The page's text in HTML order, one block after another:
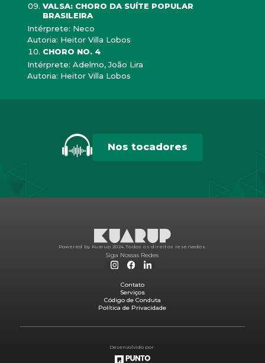
VALSA: CHORO DA SUÍTE POPULAR
BRASILEIRA
Intérprete: Neco
Autoria: Heitor Villa Lobos
CHORO NO. 4
Intérprete: Adelmo, João Lira
Autoria: Heitor Villa Lobos
Nos tocadores
Powered by Kuarup 2024. Todos os direitos reservados.
Siga Nossas Redes
Contato
Serviços
Código de Conduta
Política de Privacidade
Desenvolvido por: